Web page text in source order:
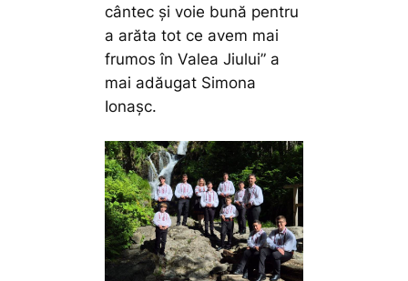
cântec și voie bună pentru
a arăta tot ce avem mai
frumos în Valea Jiului” a
mai adăugat Simona
Ionașc.